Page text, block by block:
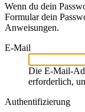
Wenn du dein
Formular dein
Anweisungen.
E-Mail
Die E-Mail-
erforderlich,
Authentifizierung